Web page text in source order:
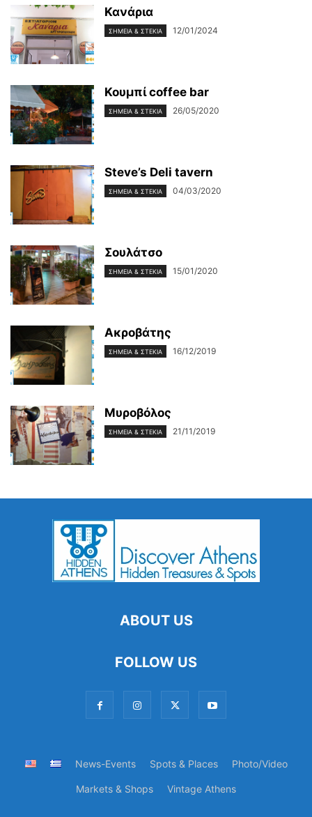
Κανάρια
ΣΗΜΕΊΑ & ΣΤΈΚΙΑ 12/01/2024
Κουμπί coffee bar
ΣΗΜΕΊΑ & ΣΤΈΚΙΑ 26/05/2020
Steve’s Deli tavern
ΣΗΜΕΊΑ & ΣΤΈΚΙΑ 04/03/2020
Σουλάτσο
ΣΗΜΕΊΑ & ΣΤΈΚΙΑ 15/01/2020
Aκροβάτης
ΣΗΜΕΊΑ & ΣΤΈΚΙΑ 16/12/2019
Μυροβόλος
ΣΗΜΕΊΑ & ΣΤΈΚΙΑ 21/11/2019
ABOUT US
FOLLOW US
News-Events Spots & Places Photo/Video
Markets & Shops Vintage Athens